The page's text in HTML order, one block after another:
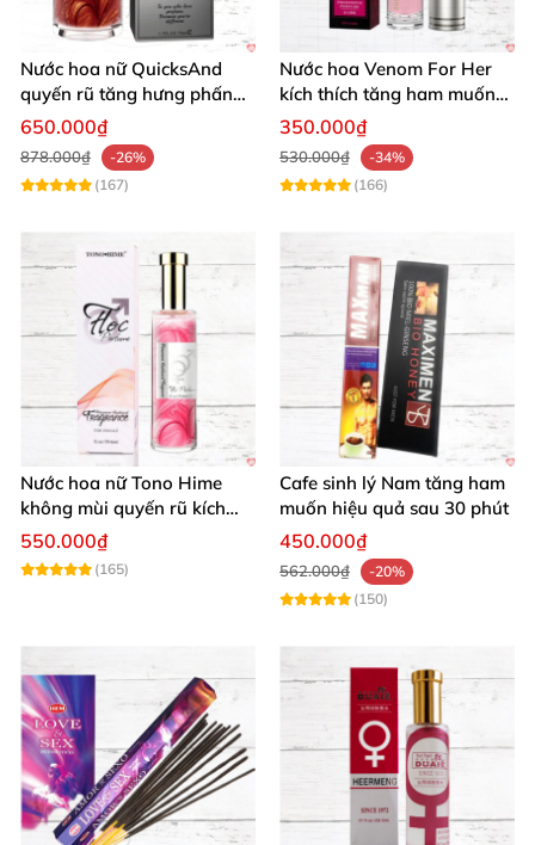
Nước hoa nữ QuicksAnd
quyến rũ tăng hưng phấn
kích dục nam
650.000₫
878.000₫
-26%
(167)
Nước hoa Venom For Her
kích thích tăng ham muốn
nam quyến rũ
350.000₫
530.000₫
-34%
(166)
Nước hoa nữ Tono Hime
không mùi quyến rũ kích
thích phái mạnh
550.000₫
(165)
Cafe sinh lý Nam tăng ham
muốn hiệu quả sau 30 phút
450.000₫
562.000₫
-20%
(150)